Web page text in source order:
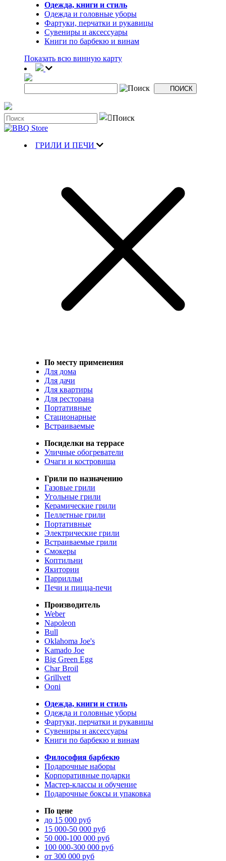
Одежда, книги и стиль
Одежда и головные уборы
Фартуки, перчатки и рукавицы
Сувениры и аксессуары
Книги по барбекю и винам
Показать всю винную карту
ГРИЛИ И ПЕЧИ
По месту применения
Для дома
Для дачи
Для квартиры
Для ресторана
Портативные
Стационарные
Встраиваемые
Посиделки на террасе
Уличные обогреватели
Очаги и костровища
Грили по назначению
Газовые грили
Угольные грили
Керамические грили
Пеллетные грили
Портативные
Электрические грили
Встраиваемые грили
Смокеры
Коптильни
Якитории
Паррилльи
Печи и пицца-печи
Производитель
Weber
Napoleon
Bull
Oklahoma Joe's
Kamado Joe
Big Green Egg
Char Broil
Grillvett
Ooni
Одежда, книги и стиль
Одежда и головные уборы
Фартуки, перчатки и рукавицы
Сувениры и аксессуары
Книги по барбекю и винам
Философия барбекю
Подарочные наборы
Корпоративные подарки
Мастер-классы и обучение
Подарочные боксы и упаковка
По цене
до 15 000 руб
15 000-50 000 руб
50 000-100 000 руб
100 000-300 000 руб
от 300 000 руб